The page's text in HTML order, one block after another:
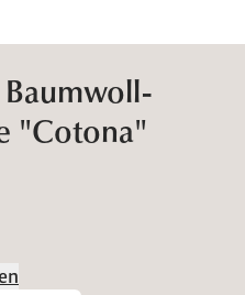
"Cotona"